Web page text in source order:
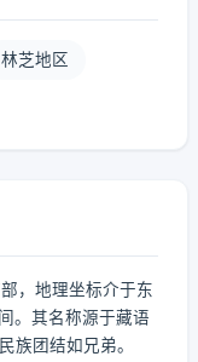
林芝地区
，地理坐标介于东
。其名称源于藏语
族团结如兄弟。